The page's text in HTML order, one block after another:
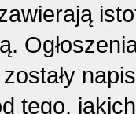
tego,